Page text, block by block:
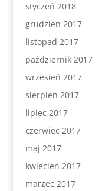
styczeń 2018
grudzień 2017
listopad 2017
październik 2017
wrzesień 2017
sierpień 2017
lipiec 2017
czerwiec 2017
maj 2017
kwiecień 2017
marzec 2017